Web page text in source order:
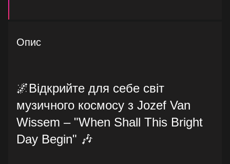
Опис
🌌Відкрийте для себе світ
музичного космосу з Jozef Van
Wissem – "When Shall This Bright
Day Begin" 🎶